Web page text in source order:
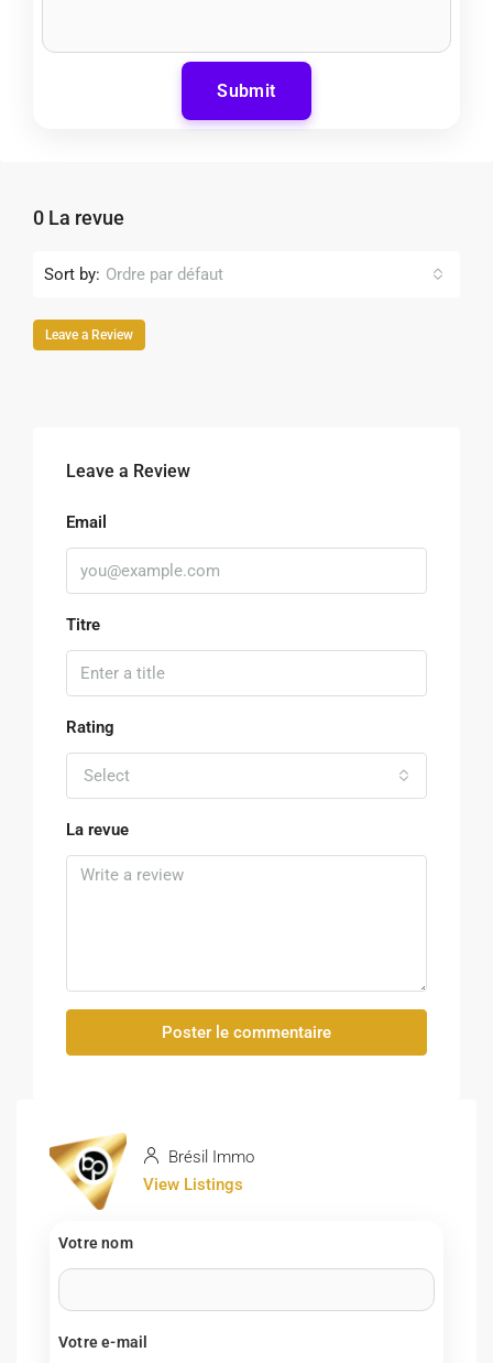
Submit
0 La revue
Sort by: Ordre par défaut
Leave a Review
Leave a Review
Email
Titre
Rating
Select
La revue
Poster le commentaire
Brésil Immo
View Listings
Votre nom
Votre e-mail